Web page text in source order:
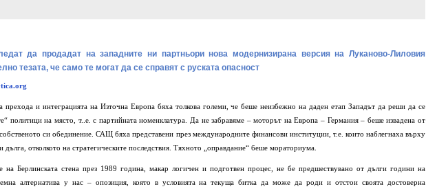
да продадат на западните ни партньори нова модернизирана версия на Луканово-Лиловия
тезата, че само те могат да се справят с руската опасност
прехода и интеграцията на Източна Европа бяха толкова големи, че беше неизбежно на даден етап Западът да реши да се
политици на място, т..е. с партийната номенклатура. Да не забравяме – моторът на Европа – Германия – беше извадена от
си обединение. САЩ бяха представени през международните финансови институции, т.е. които наблегнаха върху
дълга, отколкото на стратегическите последствия. Тяхното „оправдание“ беше мораториума.
на Берлинската стена през 1989 година, макар логичен и подготвен процес, не бе предшествувано от дълги години на
алтернатива у нас – опозиция, която в условията на текуща битка да може да роди и отстои своята достоверна